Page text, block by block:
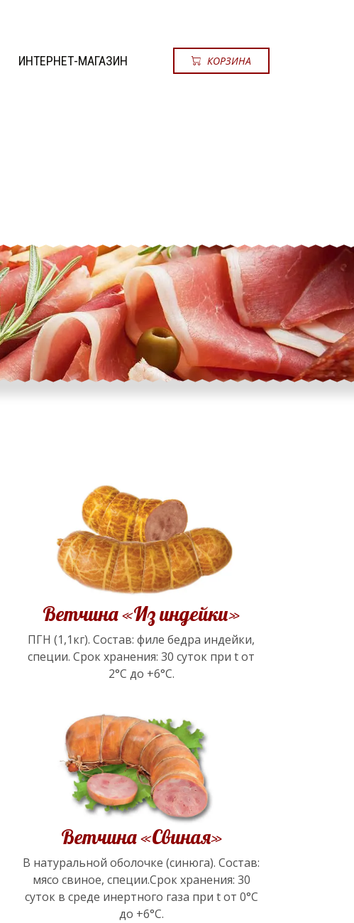
ИНТЕРНЕТ-МАГАЗИН КОРЗИНА
Ветчина «Из индейки»
ПГН (1,1кг). Состав: филе бедра индейки,
специи. Срок хранения: 30 суток при t от
2°С до +6°С.
Ветчина «Свиная»
В натуральной оболочке (синюга). Состав:
мясо свиное, специи.Срок хранения: 30
суток в среде инертного газа при t от 0°С
до +6°С.